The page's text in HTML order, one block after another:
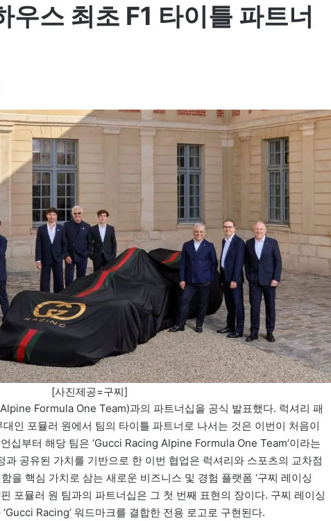
우스 최초 F1 타이틀 파트너
[사진제공=구찌]
Formula One Team)과의 파트너십을 공식 발표했다. 럭셔리 패
인 포뮬러 원에서 팀의 타이틀 파트너로 나서는 것은 이번이 처음이
십부터 해당 팀은 ‘Gucci Racing Alpine Formula One Team’이라는
과 공유된 가치를 기반으로 한 이번 협업은 럭셔리와 스포츠의 교차점
을 핵심 가치로 삼는 새로운 비즈니스 및 경험 플랫폼 ‘구찌 레이싱
포뮬러 원 팀과의 파트너십은 그 첫 번째 표현의 장이다. 구찌 레이싱
Racing’ 워드마크를 결합한 전용 로고로 구현된다.